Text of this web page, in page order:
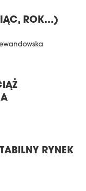
ROK…)
RYNEK